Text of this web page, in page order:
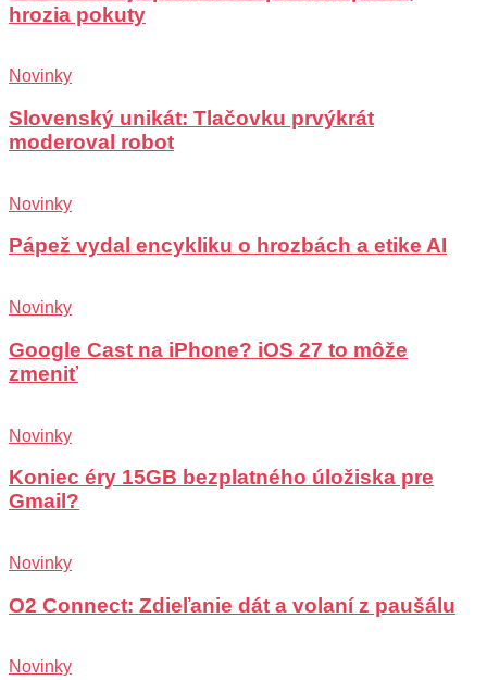
hrozia pokuty
Novinky
Slovenský unikát: Tlačovku prvýkrát
moderoval robot
Novinky
Pápež vydal encykliku o hrozbách a etike AI
Novinky
Google Cast na iPhone? iOS 27 to môže
zmeniť
Novinky
Koniec éry 15GB bezplatného úložiska pre
Gmail?
Novinky
O2 Connect: Zdieľanie dát a volaní z paušálu
Novinky